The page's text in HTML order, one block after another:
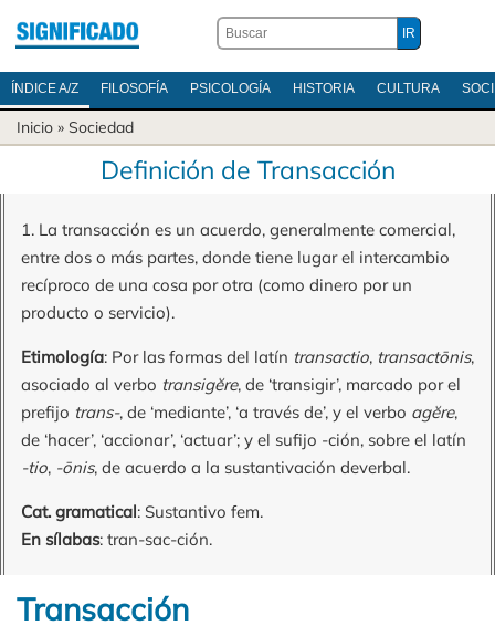
ÍNDICE A/Z FILOSOFÍA PSICOLOGÍA HISTORIA CULTURA
Inicio » Sociedad
Definición de Transacción
1. La transacción es un acuerdo, generalmente comercial,
entre dos o más partes, donde tiene lugar el intercambio
recíproco de una cosa por otra (como dinero por un
producto o servicio).
Etimología: Por las formas del latín transactio, transactōnis,
asociado al verbo transigĕre, de ‘transigir’, marcado por el
prefijo trans-, de ‘mediante’, ‘a través de’, y el verbo agĕre,
de ‘hacer’, ‘accionar’, ‘actuar’; y el sufijo -ción, sobre el latín
-tio, -ōnis, de acuerdo a la sustantivación deverbal.
Cat. gramatical: Sustantivo fem.
En sílabas: tran-sac-ción.
Transacción